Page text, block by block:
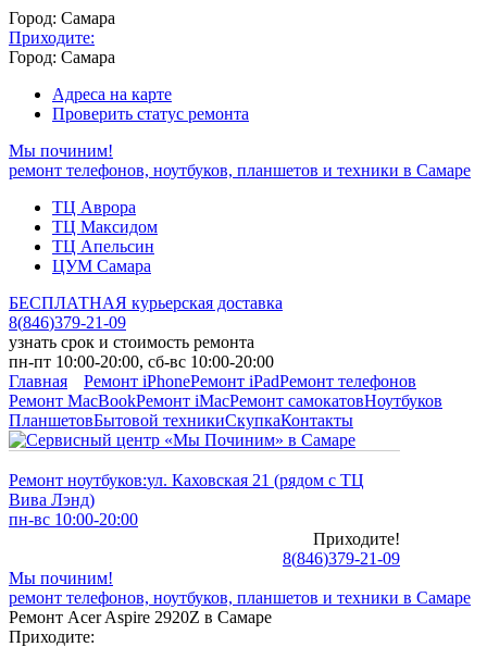
Город: Самара
Приходите:
Город: Самара
Адреса на карте
Проверить статус ремонта
Мы починим!
ремонт телефонов, ноутбуков, планшетов и техники в Самаре
ТЦ Аврора
ТЦ Максидом
ТЦ Апельсин
ЦУМ Самара
БЕСПЛАТНАЯ курьерская доставка
8(846)379-21-09
узнать срок и стоимость ремонта
пн-пт 10:00-20:00, сб-вс 10:00-20:00
Главная
Ремонт iPhoneРемонт iPadРемонт телефонов
Ремонт MacBookРемонт iMacРемонт самокатовНоутбуков
ПланшетовБытовой техникиСкупкаКонтакты
Ремонт ноутбуков:ул. Каховская 21 (рядом с ТЦ
Вива Лэнд)
пн-вс 10:00-20:00
Приходите!
8(846)379-21-09
Мы починим!
ремонт телефонов, ноутбуков, планшетов и техники в Самаре
Ремонт Acer Aspire 2920Z в Самаре
Приходите: